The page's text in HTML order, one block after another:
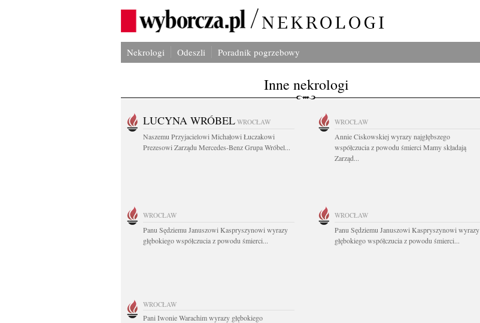
Nekrologi Odeszli Poradnik pogrzebowy
Inne nekrologi
LUCYNA WRÓBEL WROCŁAW
Naszemu Przyjacielowi Michałowi Łuczakowi
Prezesowi Zarządu Mercedes-Benz Grupa Wróbel...
WROCŁAW
Annie Ciskowskiej wyrazy najgłębszego
współczucia z powodu śmierci Mamy składają
Zarząd...
WROCŁAW
Panu Sędziemu Januszowi Kaspryszynowi wyrazy
głębokiego współczucia z powodu śmierci...
WROCŁAW
Panu Sędziemu Januszowi Kaspryszynowi wyrazy
głębokiego współczucia z powodu śmierci...
WROCŁAW
Pani Iwonie Warachim wyrazy głębokiego